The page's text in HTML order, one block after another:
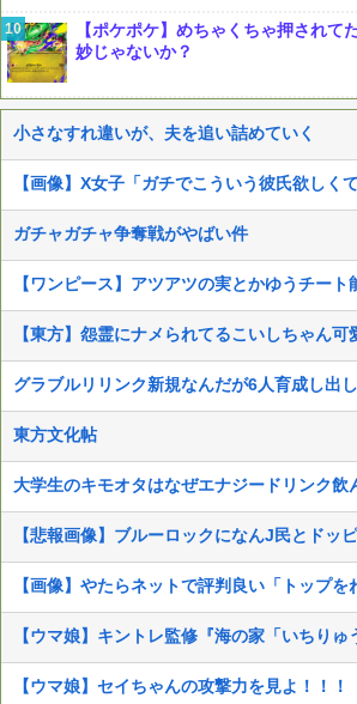
【ポケポケ】めちゃくちゃ押されて
妙じゃないか？
小さなすれ違いが、夫を追い詰めていく
ガチャガチャ争奪戦がやばい件
【ワンピース】アツアツの実とかゆうチート
【東方】怨霊にナメられてるこいしちゃん可
東方文化帖
【ウマ娘】キントレ監修『海の家「いちりゅ
【ウマ娘】セイちゃんの攻撃力を見よ！！！